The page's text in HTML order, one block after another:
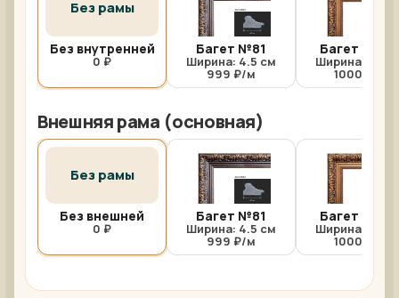
Без рамы
Без внутренней
0 ₽
Багет №81
Ширина: 4.5 см
999 ₽/м
Багет №81/
Ширина: 4.5
1000 ₽/м
Внешняя рама (основная)
Без рамы
Без внешней
0 ₽
Багет №81
Ширина: 4.5 см
999 ₽/м
Багет №81/
Ширина: 4.5
1000 ₽/м